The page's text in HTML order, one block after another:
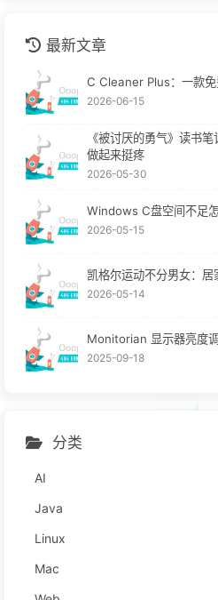
最新文章
C Cleaner Plus：一款
2026-06-15
《被讨厌的勇气》读书
做起来挺疼
2026-05-30
Windows C盘空间不足
2026-05-15
凯格尔运动不分男女：
2026-05-14
Monitorian 显示器亮度
2025-09-18
分类
AI
Java
Linux
Mac